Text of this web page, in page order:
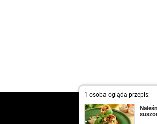
1 osoba ogląda przepis:
kontakt
regulamin